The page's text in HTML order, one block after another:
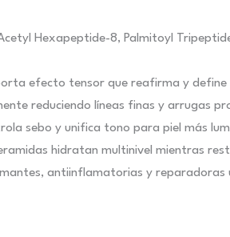
Hexapeptide-8, Palmitoyl
efecto tensor que reafirma y define
reduciendo líneas finas y arrugas
sebo y unifica tono para piel más
hidratan multinivel mientras
antiinflamatorias y reparadoras